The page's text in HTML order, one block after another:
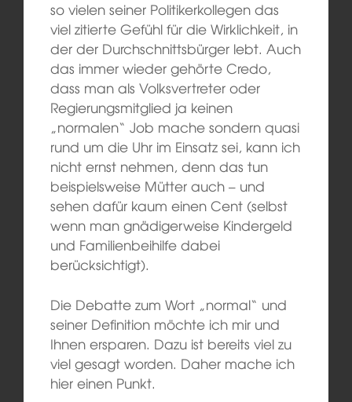
so vielen seiner Politikerkollegen das
viel zitierte Gefühl für die Wirklichkeit, in
der der Durchschnittsbürger lebt. Auch
das immer wieder gehörte Credo,
dass man als Volksvertreter oder
Regierungsmitglied ja keinen
„normalen“ Job mache sondern quasi
rund um die Uhr im Einsatz sei, kann ich
nicht ernst nehmen, denn das tun
beispielsweise Mütter auch – und
sehen dafür kaum einen Cent (selbst
wenn man gnädigerweise Kindergeld
und Familienbeihilfe dabei
berücksichtigt).
Die Debatte zum Wort „normal“ und
seiner Definition möchte ich mir und
Ihnen ersparen. Dazu ist bereits viel zu
viel gesagt worden. Daher mache ich
hier einen Punkt.